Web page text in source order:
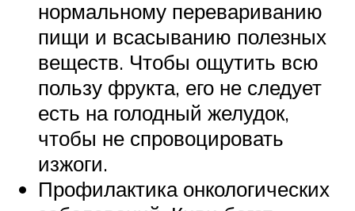
нормальному перевариванию
пищи и всасыванию полезных
веществ. Чтобы ощутить всю
пользу фрукта, его не следует
есть на голодный желудок,
чтобы не спровоцировать
изжоги.
Профилактика онкологических